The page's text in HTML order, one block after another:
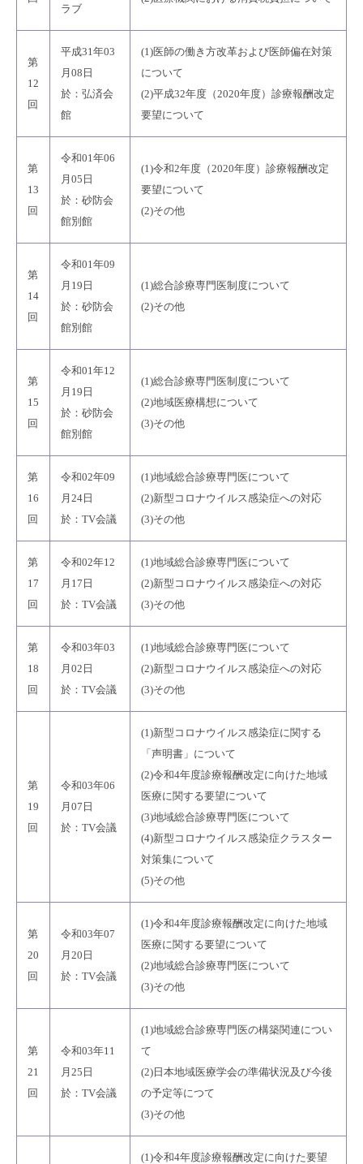
ラブ
第
12
回
平成31年03
月08日
於：弘済会
館
(1)医師の働き方改革および医師偏在対策
について
(2)平成32年度（2020年度）診療報酬改定
要望について
第
13
回
令和01年06
月05日
於：砂防会
館別館
(1)令和2年度（2020年度）診療報酬改定
要望について
(2)その他
第
14
回
令和01年09
月19日
於：砂防会
館別館
(1)総合診療専門医制度について
(2)その他
第
15
回
令和01年12
月19日
於：砂防会
館別館
(1)総合診療専門医制度について
(2)地域医療構想について
(3)その他
第
16
回
令和02年09
月24日
於：TV会議
(1)地域総合診療専門医について
(2)新型コロナウイルス感染症への対応
(3)その他
第
17
回
令和02年12
月17日
於：TV会議
(1)地域総合診療専門医について
(2)新型コロナウイルス感染症への対応
(3)その他
第
18
回
令和03年03
月02日
於：TV会議
(1)地域総合診療専門医について
(2)新型コロナウイルス感染症への対応
(3)その他
第
19
回
令和03年06
月07日
於：TV会議
(1)新型コロナウイルス感染症に関する
「声明書」について
(2)令和4年度診療報酬改定に向けた地域
医療に関する要望について
(3)地域総合診療専門医について
(4)新型コロナウイルス感染症クラスター
対策集について
(5)その他
第
20
回
令和03年07
月20日
於：TV会議
(1)令和4年度診療報酬改定に向けた地域
医療に関する要望について
(2)地域総合診療専門医について
(3)その他
第
21
回
令和03年11
月25日
於：TV会議
(1)地域総合診療専門医の構築関連につい
て
(2)日本地域医療学会の準備状況及び今後
の予定等につて
(3)その他
(1)令和4年度診療報酬改定に向けた要望